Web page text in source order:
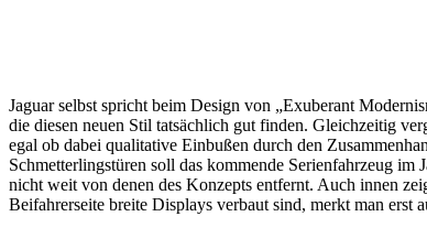
Jaguar selbst spricht beim Design von „Exuberant
die diesen neuen Stil tatsächlich gut finden. Gleichzeitig
egal ob dabei qualitative Einbußen durch den
Schmetterlingstüren soll das kommende Serienfahrzeug
nicht weit von denen des Konzepts entfernt. Auch innen
Beifahrerseite breite Displays verbaut sind, merkt man erst